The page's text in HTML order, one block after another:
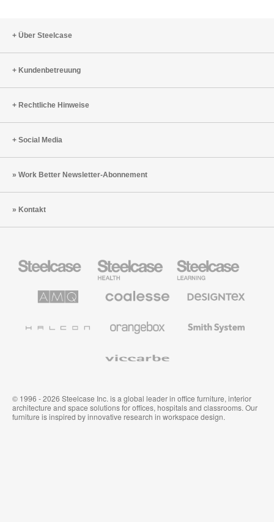
Über Steelcase
Kundenbetreuung
Rechtliche Hinweise
Social Media
Work Better Newsletter-Abonnement
Kontakt
Büromöbel
Health
Education
Möbel
Solutions
Büromöbel
Textilien
System
© 1996 - 2026 Steelcase Inc. is a global leader in office furniture, interior
architecture and space solutions for offices, hospitals and classrooms. Our
furniture is inspired by innovative research in workspace design.